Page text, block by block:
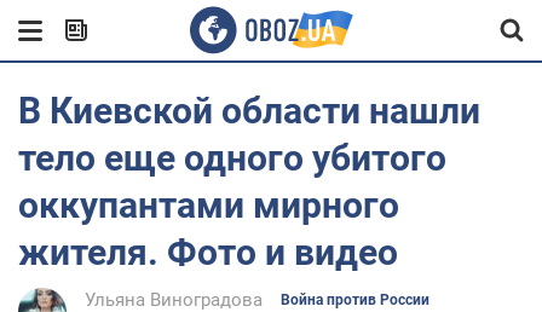
В Киевской области нашли
тело еще одного убитого
оккупантами мирного
жителя. Фото и видео
Ульяна Виноградова Война против России